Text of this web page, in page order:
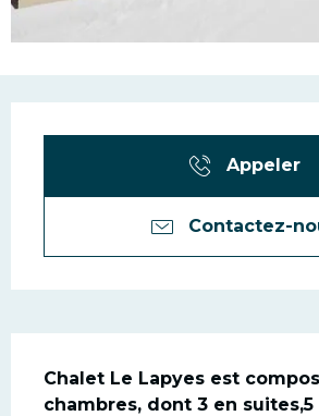
Ouverture et
Appeler
Contactez-
Description
Chalet Le Lapyes est
chambres, dont 3 en suites,5